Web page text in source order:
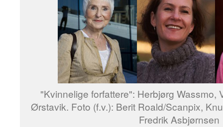
"Kvinnelige forfattere": Herbjørg Wassmo,
Ørstavik. Foto (f.v.): Berit Roald/Scanpix,
Fredrik Asbjørnsen